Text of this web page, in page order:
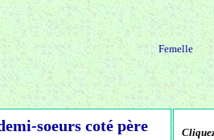
Femelle
soeurs coté père